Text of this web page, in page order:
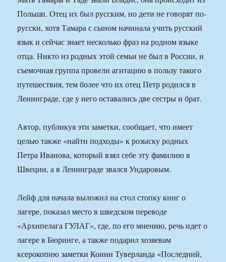
Польши. Отец их был русским, но дети не говорят по-
русски, хотя Тамара с сыном начинала учить русский
язык и сейчас знает несколько фраз на родном языке
отца. Никто из родных этой семьи не был в России, и
съемочная группа провели агитацию в пользу такого
путешествия, тем более что их отец Петр родился в
Ленинграде, где у него оставались две сестры и брат.
Автор, публикуя эти заметки, сообщает, что имеет
целью также «найти подходы» к розыску родных
Петра Иванова, который взял себе эту фамилию в
Швеции, а в Ленинграде звался Ундаровым.
Лейф для начала выложил на стол стопку книг о
лагере, показал место в шведском переводе
«Архипелага ГУЛАГ», где, по его мнению, речь идет о
лагере в Бюринге, а также подарил хозяевам
ксерокопию заметки Конни Туверланда «Последний,